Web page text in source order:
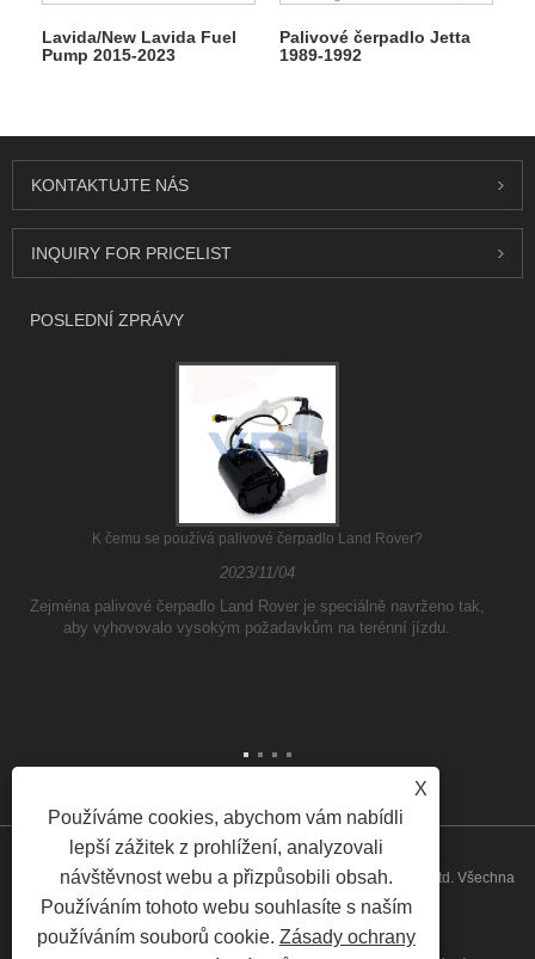
Lavida/New Lavida Fuel
Pump 2015-2023
Palivové čerpadlo Jetta
1989-1992
KONTAKTUJTE NÁS
INQUIRY FOR PRICELIST
POSLEDNÍ ZPRÁVY
K čemu se používá palivové čerpadlo Land Rover?
2023/11/04
Zejména palivové čerpadlo Land Rover je speciálně navrženo tak,
aby vyhovovalo vysokým požadavkům na terénní jízdu.
Copyright © 2026 Guangzhou ATH Automotive Electronics Co., Ltd. Všechna
X
Používáme cookies, abychom vám nabídli
lepší zážitek z prohlížení, analyzovali
návštěvnost webu a přizpůsobili obsah.
Používáním tohoto webu souhlasíte s naším
používáním souborů cookie. Zásady ochrany